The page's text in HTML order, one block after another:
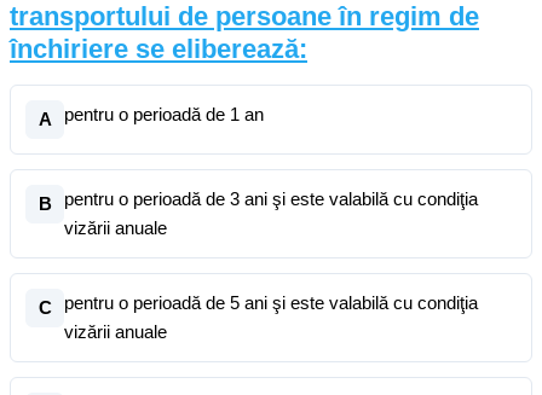
transportului de persoane în regim de
închiriere se eliberează:
A pentru o perioadă de 1 an
B
pentru o perioadă de 3 ani şi este valabilă cu condiţia
vizării anuale
C
pentru o perioadă de 5 ani şi este valabilă cu condiţia
vizării anuale